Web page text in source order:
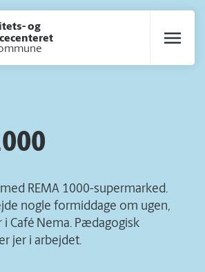
og
REMA 1000-supermarked.
nogle formiddage om ugen,
i Café Nema. Pædagogisk
jer i arbejdet.